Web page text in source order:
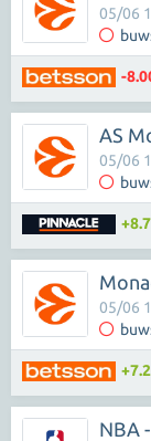
05/06
-
AS
05/06
05/06
NBA